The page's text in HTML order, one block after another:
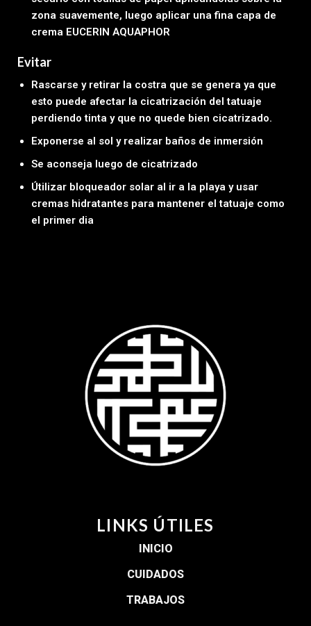
zona suavemente, luego aplicar una fina capa de
crema EUCERIN AQUAPHOR
Evitar
Rascarse y retirar la costra que se genera ya que
esto puede afectar la cicatrización del tatuaje
perdiendo tinta y que no quede bien cicatrizado.
Exponerse al sol y realizar baños de inmersión
Se aconseja luego de cicatrizado
Útilizar bloqueador solar al ir a la playa y usar
cremas hidratantes para mantener el tatuaje como
el primer dia
LINKS ÚTILES
INICIO
CUIDADOS
TRABAJOS